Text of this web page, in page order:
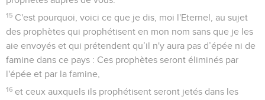
15 C'est pourquoi, voici ce que je dis, moi l'Eternel, au sujet
des prophètes qui prophétisent en mon nom sans que je les
aie envoyés et qui prétendent qu’il n'y aura pas d’épée ni de
famine dans ce pays : Ces prophètes seront éliminés par
l'épée et par la famine,
16 et ceux auxquels ils prophétisent seront jetés dans les